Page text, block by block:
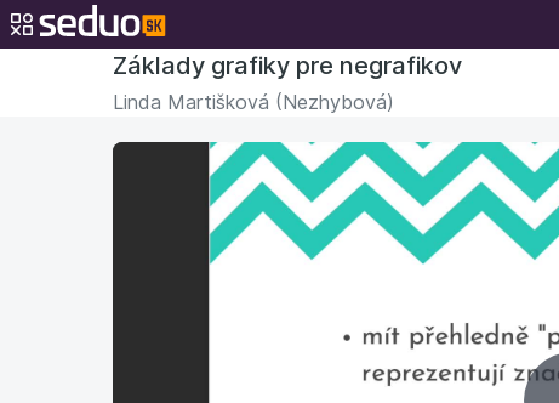
Základy grafiky pre negrafikov
Linda Martišková (Nezhybová)